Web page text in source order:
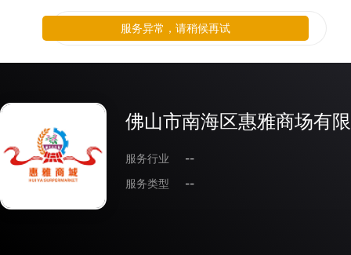
佛山市南海区惠雅商场有
服务行业
--
服务类型
--
服务异常，请稍候再试